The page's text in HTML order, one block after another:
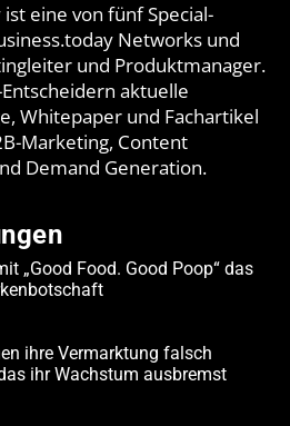
eine von fünf Special-
Networks und
und Produktmanager.
aktuelle
Whitepaper und Fachartikel
Marketing, Content
Demand Generation.
„Good Food. Good Poop“ das
ihre Vermarktung falsch
ihr Wachstum ausbremst